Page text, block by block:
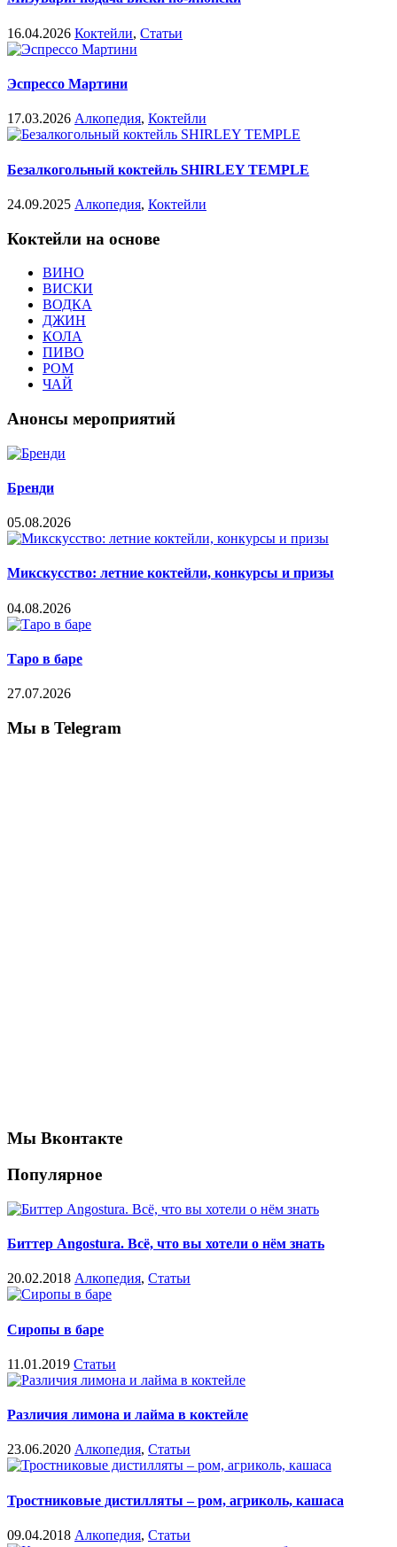
16.04.2026 Коктейли, Статьи
Эспрессо Мартини
17.03.2026 Алкопедия, Коктейли
Безалкогольный коктейль SHIRLEY TEMPLE
24.09.2025 Алкопедия, Коктейли
Коктейли на основе
ВИНО
ВИСКИ
ВОДКА
ДЖИН
КОЛА
ПИВО
РОМ
ЧАЙ
Анонсы мероприятий
Бренди
05.08.2026
Микскусство: летние коктейли, конкурсы и призы
04.08.2026
Таро в баре
27.07.2026
Мы в Telegram
Мы Вконтакте
Популярное
Биттер Angostura. Всё, что вы хотели о нём знать
20.02.2018 Алкопедия, Статьи
Сиропы в баре
11.01.2019 Статьи
Различия лимона и лайма в коктейле
23.06.2020 Алкопедия, Статьи
Тростниковые дистилляты – ром, агриколь, кашаса
09.04.2018 Алкопедия, Статьи